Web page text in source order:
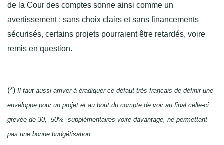
de la Cour des comptes sonne ainsi comme un
avertissement : sans choix clairs et sans financements
sécurisés, certains projets pourraient être retardés, voire
remis en question.
(*) Il faut aussi arriver à éradiquer ce défaut très français de définir une
enveloppe pour un projet et au bout du compte de voir au final celle-ci
grevée de 30, 50% supplémentaires voire davantage, ne permettant
pas une bonne budgétisation.